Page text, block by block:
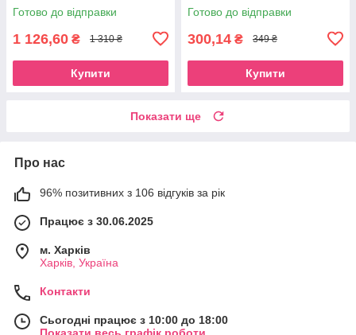
Готово до відправки
1 126,60 ₴ 1 310 ₴
Купити
Готово до відправки
300,14 ₴ 349 ₴
Купити
Показати ще
Про нас
96% позитивних з 106 відгуків за рік
Працює з 30.06.2025
м. Харків
Харків, Україна
Контакти
Сьогодні працює з 10:00 до 18:00